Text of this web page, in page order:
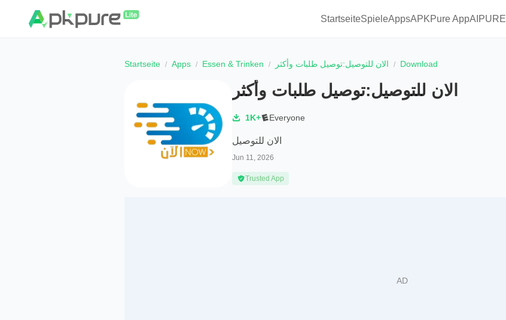
StartseiteSpieleAppsAPKPure AppAIPURE
Startseite Apps Essen & Trinken الان للتوصيل:توصيل طلبات وأكثر Download
الان للتوصيل:توصيل طلبات وأكثر
1K+ Everyone
الان للتوصيل
Jun 11, 2026
Trusted App